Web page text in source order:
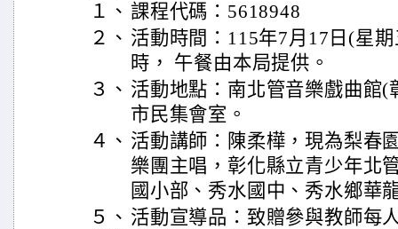
１、 課程代碼：5618948
２、 活動時間：115年7月17日(星
時， 午餐由本局提供。
３、 活動地點：南北管音樂戲曲館(
市民集會室。
４、 活動講師：陳柔樺，現為梨春
樂團主唱，彰化縣立青少年北
國小部、秀水國中、秀水鄉華
５、 活動宣導品：致贈參與教師每